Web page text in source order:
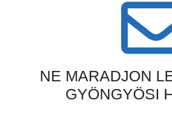
NE MARADJON
GYÖNGYÖSI